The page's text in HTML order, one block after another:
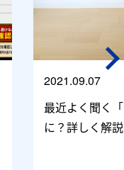
2021.09.07
最近よく聞く
に？詳しく解説